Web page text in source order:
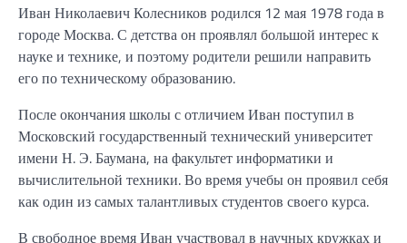
Иван Николаевич Колесников родился 12 мая 1978 года в
городе Москва. С детства он проявлял большой интерес к
науке и технике, и поэтому родители решили направить
его по техническому образованию.
После окончания школы с отличием Иван поступил в
Московский государственный технический университет
имени Н. Э. Баумана, на факультет информатики и
вычислительной техники. Во время учебы он проявил себя
как один из самых талантливых студентов своего курса.
В свободное время Иван участвовал в научных кружках и